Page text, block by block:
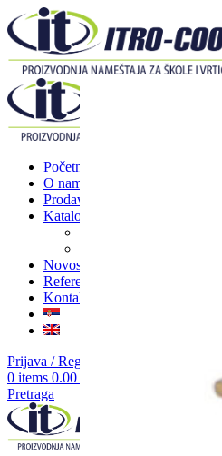
Početna
O nama
Prodavnica
Katalozi
Novosti
Reference
Kontakt
Prijava / Registracija
0 items 0.00
Pretraga